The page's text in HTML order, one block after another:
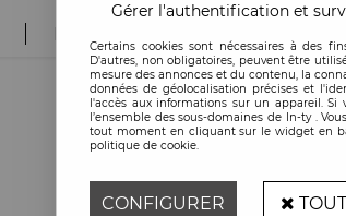
Gérer l'authentification et
Certains cookies sont nécessaires à des
D'autres, non obligatoires, peuvent être
mesure des annonces et du contenu, la
données de géolocalisation précises et
l'accès aux informations sur un appareil. Si
l’ensemble des sous-domaines de In-ty .
tout moment en cliquant sur le widget en
politique de cookie.
CONFIGURER